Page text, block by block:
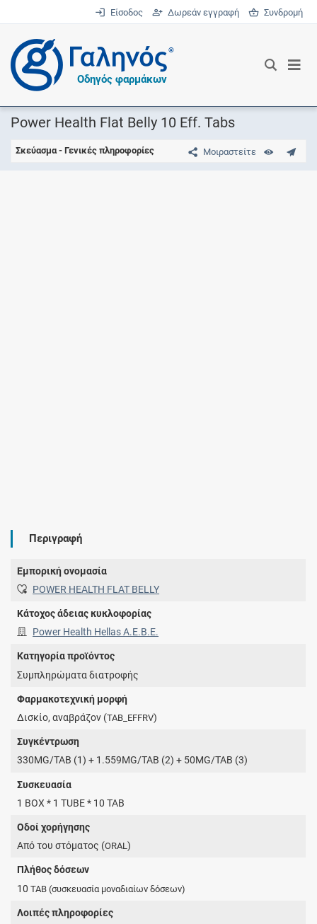
Είσοδος Δωρεάν εγγραφή Συνδρομή
®
Οδηγός φαρμάκων
Power Health Flat Belly 10 Eff. Tabs
Μοιραστείτε
Σκεύασμα - Γενικές πληροφορίες
Περιγραφή
Εμπορική ονομασία
POWER HEALTH FLAT BELLY
Κάτοχος άδειας κυκλοφορίας
Power Health Hellas Α.Ε.Β.Ε.
Κατηγορία προϊόντος
Συμπληρώματα διατροφής
Φαρμακοτεχνική μορφή
Δισκίο, αναβράζον (TAB_EFFRV)
Συγκέντρωση
330MG/TAB (1) + 1.559MG/TAB (2) + 50MG/TAB (3)
Συσκευασία
1 BOX * 1 TUBE * 10 TAB
Οδοί χορήγησης
Από του στόματος (ORAL)
Πλήθος δόσεων
10TAB (συσκευασία μοναδιαίων δόσεων)
Λοιπές πληροφορίες